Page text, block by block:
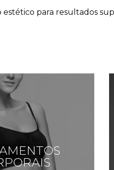
estético para resultados